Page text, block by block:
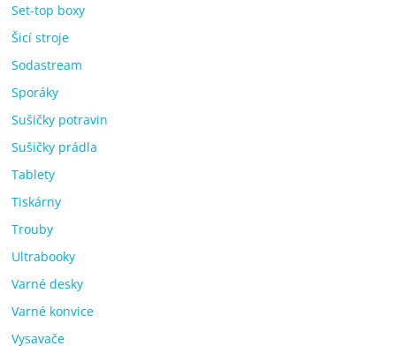
Set-top boxy
Šicí stroje
Sodastream
Sporáky
Sušičky potravin
Sušičky prádla
Tablety
Tiskárny
Trouby
Ultrabooky
Varné desky
Varné konvice
Vysavače